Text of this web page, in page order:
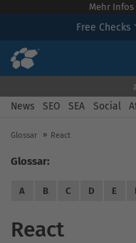
Mehr
Free Checks
News SEO SEA Social
Glossar React
Glossar:
A B C D E
React